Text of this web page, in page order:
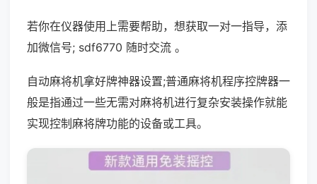
若你在仪器使用上需要帮助，想获取一对一指导，添
加微信号; sdf6770 随时交流 。
自动麻将机拿好牌神器设置;普通麻将机程序控牌器一
般是指通过一些无需对麻将机进行复杂安装操作就能
实现控制麻将牌功能的设备或工具。